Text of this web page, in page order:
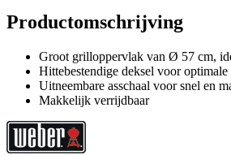
Productomschrijving
Groot grilloppervlak van Ø 57 cm,
Hittebestendige deksel voor
Uitneembare asschaal voor snel en
Makkelijk verrijdbaar